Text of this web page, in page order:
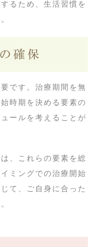
るため、生活習慣を
確保
です。治療期間を無
時期を決める要素の
ールを考えることが
、これらの要素を総
ミングでの治療開始
て、ご自身に合った